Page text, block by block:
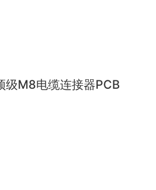
级M8电缆连接器PCB